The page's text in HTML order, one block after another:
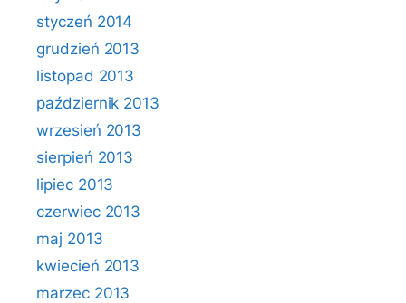
styczeń 2014
grudzień 2013
listopad 2013
październik 2013
wrzesień 2013
sierpień 2013
lipiec 2013
czerwiec 2013
maj 2013
kwiecień 2013
marzec 2013